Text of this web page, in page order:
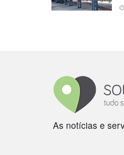
As notícias e